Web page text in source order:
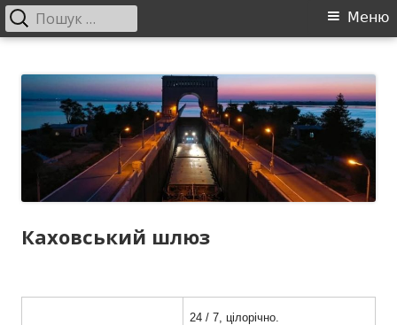
контенту
Головне
Меню
Пошук:
Каховський шлюз
24 / 7, цілорічно.